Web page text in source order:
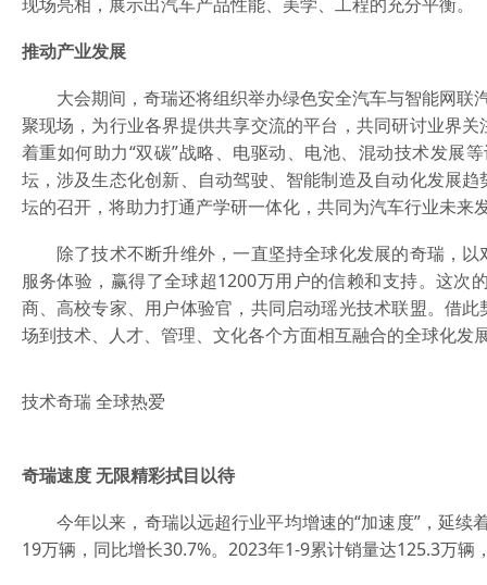
推动产业发展
大会期间，奇瑞还将组织举办绿色安全汽车与智能网联
聚现场，为行业各界提供共享交流的平台，共同研讨业界
着重如何助力“双碳”战略、电驱动、电池、混动技术发展
坛，涉及生态化创新、自动驾驶、智能制造及自动化发展
坛的召开，将助力打通产学研一体化，共同为汽车行业未来
除了技术不断升维外，一直坚持全球化发展的奇瑞，以
服务体验，赢得了全球超1200万用户的信赖和支持。这次
商、高校专家、用户体验官，共同启动瑶光技术联盟。借
场到技术、人才、管理、文化各个方面相互融合的全球化发
技术奇瑞 全球热爱
奇瑞速度 无限精彩拭目以待
今年以来，奇瑞以远超行业平均增速的“加速度”，延续
19万辆，同比增长30.7%。2023年1-9累计销量达125.3万